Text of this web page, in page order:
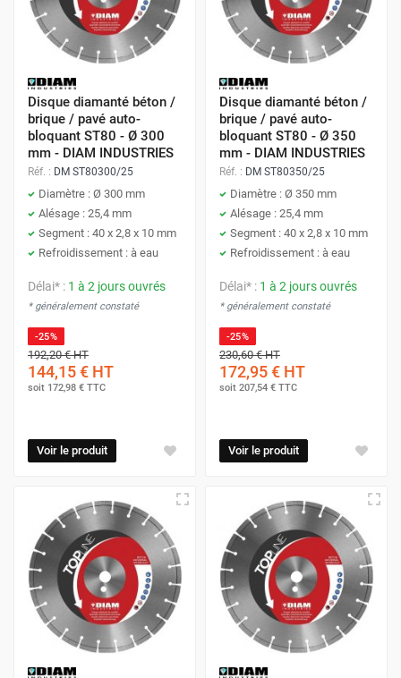
Disque diamanté béton /
brique / pavé auto-
bloquant ST80 - Ø 300
mm - DIAM INDUSTRIES
Réf. : DM ST80300/25
Diamètre : Ø 300 mm
Alésage : 25,4 mm
Segment : 40 x 2,8 x 10 mm
Refroidissement : à eau
Délai* : 1 à 2 jours ouvrés
* généralement constaté
-25%
192,20 €HT
144,15 € HT
soit 172,98 € TTC
Voir le produit
Disque diamanté béton /
brique / pavé auto-
bloquant ST80 - Ø 350
mm - DIAM INDUSTRIES
Réf. : DM ST80350/25
Diamètre : Ø 350 mm
Alésage : 25,4 mm
Segment : 40 x 2,8 x 10 mm
Refroidissement : à eau
Délai* : 1 à 2 jours ouvrés
* généralement constaté
-25%
230,60 €HT
172,95 € HT
soit 207,54 € TTC
Voir le produit